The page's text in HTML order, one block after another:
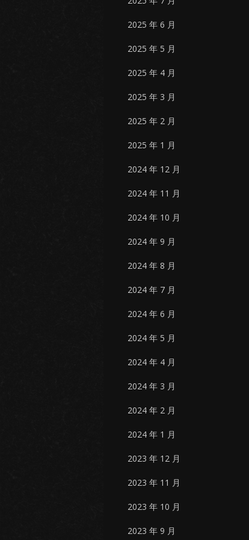
2025 年 6 月
2025 年 5 月
2025 年 4 月
2025 年 3 月
2025 年 2 月
2025 年 1 月
2024 年 12 月
2024 年 11 月
2024 年 10 月
2024 年 9 月
2024 年 8 月
2024 年 7 月
2024 年 6 月
2024 年 5 月
2024 年 4 月
2024 年 3 月
2024 年 2 月
2024 年 1 月
2023 年 12 月
2023 年 11 月
2023 年 10 月
2023 年 9 月